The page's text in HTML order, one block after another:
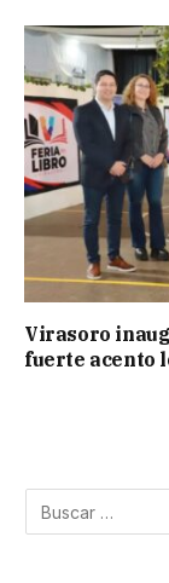
Virasoro
fuerte acento